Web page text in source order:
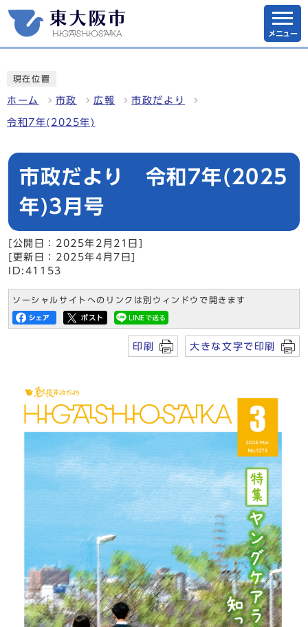
メニュー
現在位置
ホーム 市政 広報 市政だより
令和7年(2025年)
市政だより 令和7年(2025
年)3月号
[公開日：2025年2月21日]
[更新日：2025年4月7日]
ID:41153
ソーシャルサイトへのリンクは別ウィンドウで開きます
印刷 大きな文字で印刷